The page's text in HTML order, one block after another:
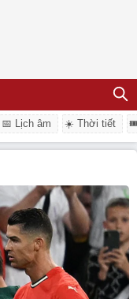
📅 Lịch âm ☀️ Thời tiết